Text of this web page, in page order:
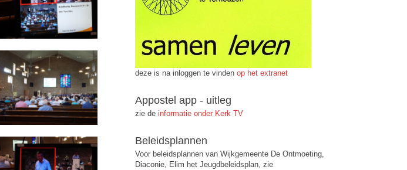
deze is na inloggen te vindenop het extranet
Appostel app - uitleg
zie de informatie onder Kerk TV
Beleidsplannen
Voor beleidsplannen van Wijkgemeente De Ontmoeting,
Diaconie, Elim het Jeugdbeleidsplan, zie